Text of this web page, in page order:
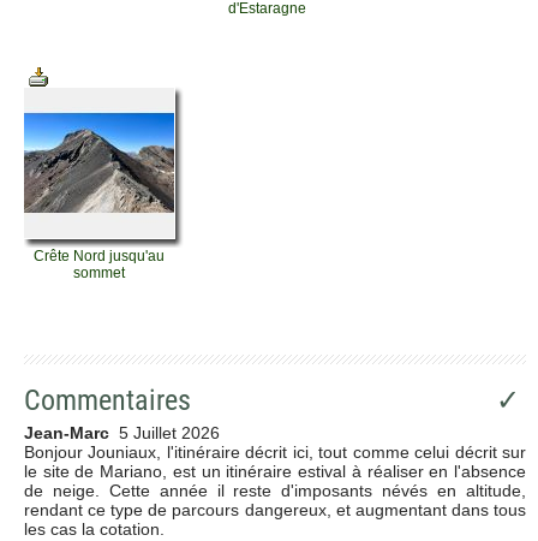
d'Estaragne
Crête Nord jusqu'au
sommet
Commentaires ✓
Jean-Marc 5 Juillet 2026
Bonjour Jouniaux, l'itinéraire décrit ici, tout comme celui décrit sur
le site de Mariano, est un itinéraire estival à réaliser en l'absence
de neige. Cette année il reste d'imposants névés en altitude,
rendant ce type de parcours dangereux, et augmentant dans tous
les cas la cotation.